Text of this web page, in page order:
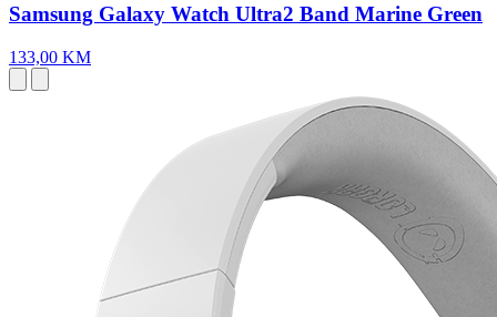
Samsung Galaxy Watch Ultra2 Band Marine Green
133,00 KM